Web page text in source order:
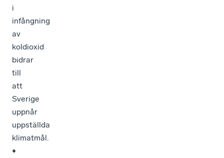
i
infångning
av
koldioxid
bidrar
till
att
Sverige
uppnår
uppställda
klimatmål.
•